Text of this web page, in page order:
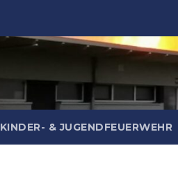
KINDER- & JUGENDFEUERWEHR